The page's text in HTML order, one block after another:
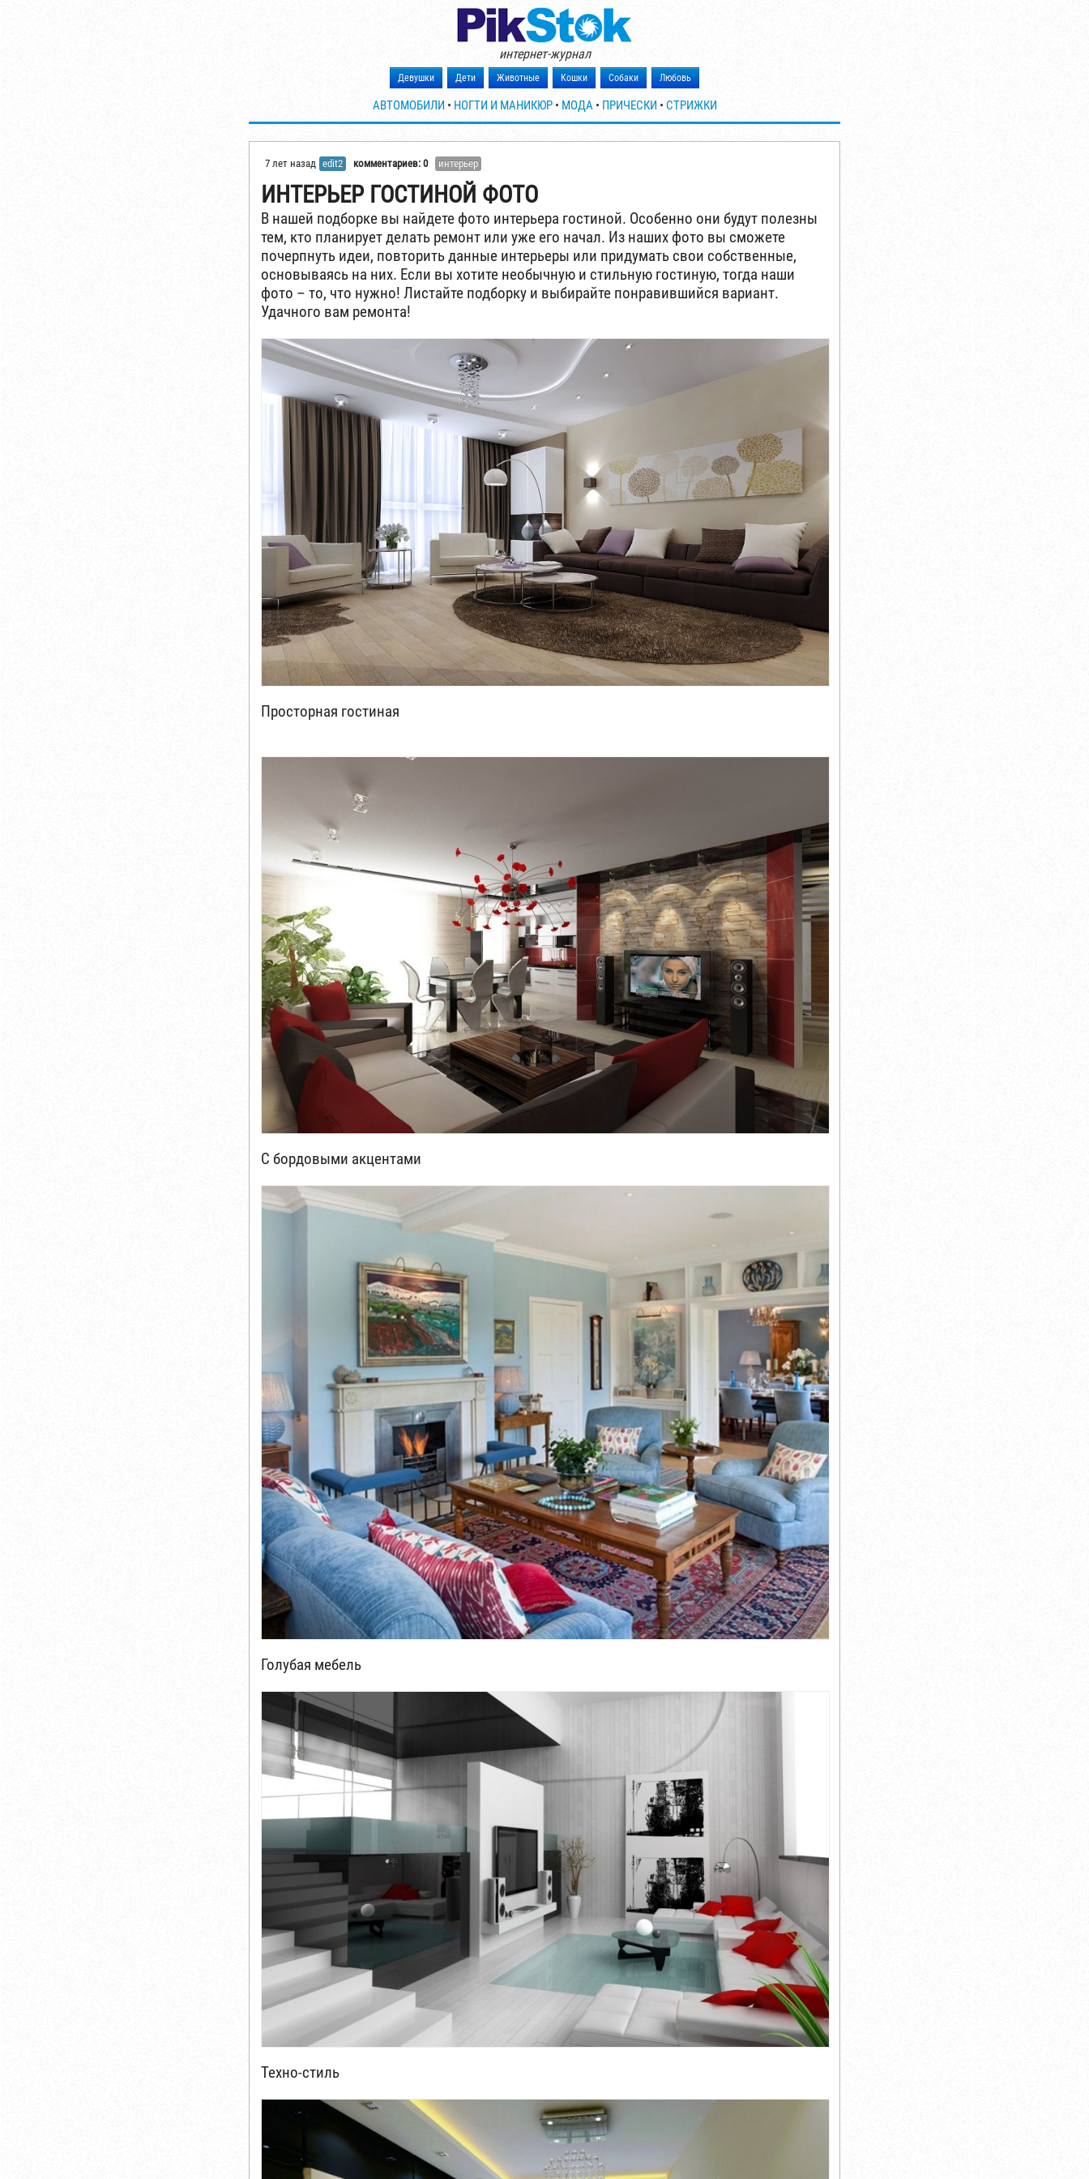
интернет-журнал
Девушки Дети Животные Кошки Собаки Любовь
АВТОМОБИЛИ • НОГТИ И МАНИКЮР• МОДА • ПРИЧЕСКИ • СТРИЖКИ
7 лет назад edit2 комментариев: 0 интерьер
ИНТЕРЬЕР ГОСТИНОЙ ФОТО
В нашей подборке вы найдете фото интерьера гостиной. Особенно они будут полезны
тем, кто планирует делать ремонт или уже его начал. Из наших фото вы сможете
почерпнуть идеи, повторить данные интерьеры или придумать свои собственные,
основываясь на них. Если вы хотите необычную и стильную гостиную, тогда наши
фото – то, что нужно! Листайте подборку и выбирайте понравившийся вариант.
Удачного вам ремонта!
Просторная гостиная
С бордовыми акцентами
Голубая мебель
Техно-стиль